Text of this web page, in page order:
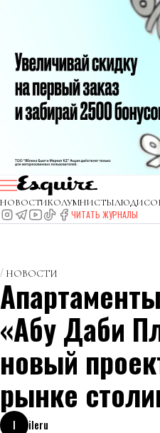
НОВОСТИКОЛУМНИСТЫЛЮДИ
ЧИТАТЬ ЖУРНАЛЫ
НОВОСТИ
«Абу Даби
новый
рынке
I
ileru